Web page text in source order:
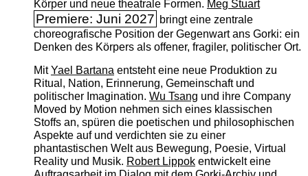
Körper und neue theatrale Formen. Meg Stuart
Premiere: Juni 2027 bringt eine zentrale
choreografische Position der Gegenwart ans Gorki: ein
Denken des Körpers als offener, fragiler, politischer Ort.
MitYael Bartanaentsteht eine neue Produktion zu
Ritual, Nation, Erinnerung, Gemeinschaft und
politischer Imagination. Wu Tsang und ihre Company
Moved by Motion nehmen sich eines klassischen
Stoffs an, spüren die poetischen und philosophischen
Aspekte auf und verdichten sie zu einer
phantastischen Welt aus Bewegung, Poesie, Virtual
Reality und Musik. Robert Lippokentwickelt eine